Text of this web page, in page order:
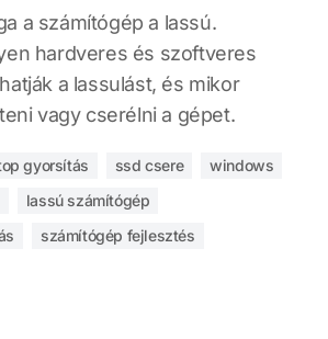
a számítógép a lassú.
hardveres és szoftveres
a lassulást, és mikor
vagy cserélni a gépet.
gyorsítás ssd csere
windows
lassú számítógép
számítógép fejlesztés